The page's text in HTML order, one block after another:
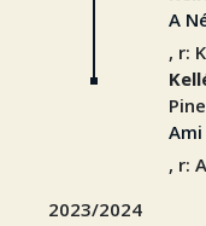
A
, r:
, r:
2023/2024